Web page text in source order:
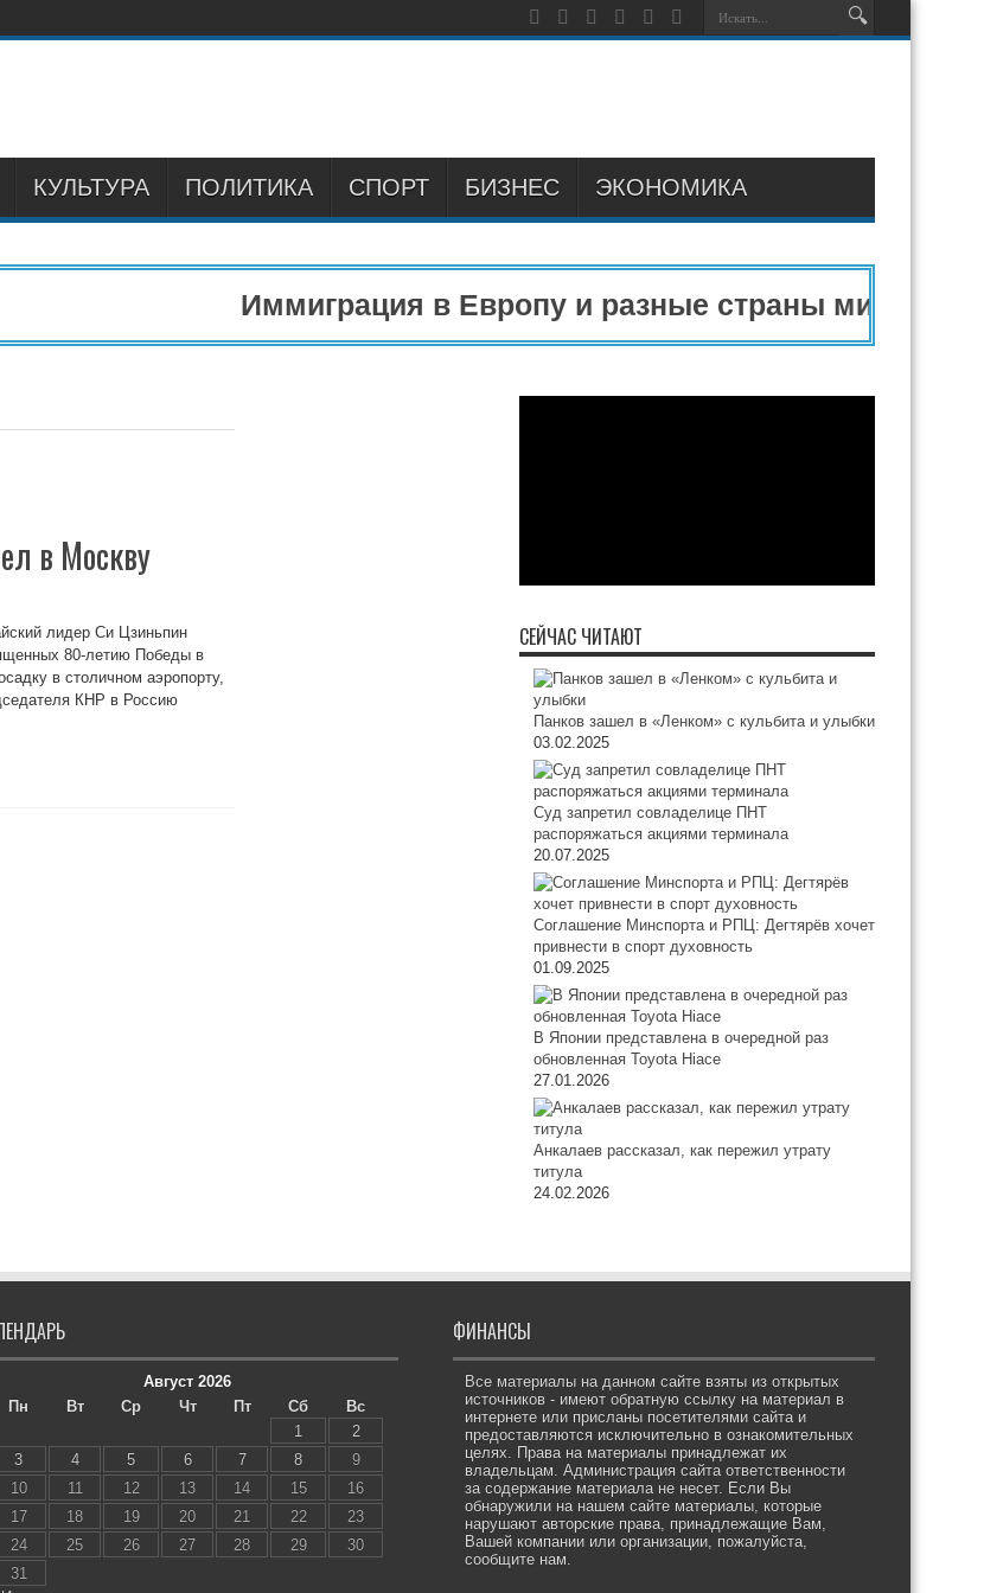
КУЛЬТУРА ПОЛИТИКА СПОРТ БИЗНЕС ЭКОНОМИКА
Иммиграция в Европу и разные страны мира в
в Москву
лидер Си Цзиньпин
80-летию Победы в
в столичном аэропорту,
КНР в Россию
СЕЙЧАС ЧИТАЮТ
Панков зашел в «Ленком» с кульбита и улыбки
03.02.2025
Суд запретил совладелице ПНТ
распоряжаться акциями терминала
20.07.2025
Соглашение Минспорта и РПЦ: Дегтярёв хочет
привнести в спорт духовность
01.09.2025
В Японии представлена в очередной раз
обновленная Toyota Hiace
27.01.2026
Анкалаев рассказал, как пережил утрату
титула
24.02.2026
Август 2026
Пн
Вт Ср Чт Пт Сб
Вс
1
2
3
4 5 6 7 8
9
10
11 12 13 14 15
16
17
18 19 20 21 22
23
24
25 26 27 28 29
30
31
ФИНАНСЫ
Все материалы на данном сайте взяты из открытых
источников - имеют обратную ссылку на материал в
интернете или присланы посетителями сайта и
предоставляются исключительно в ознакомительных
целях. Права на материалы принадлежат их
владельцам. Администрация сайта ответственности
за содержание материала не несет. Если Вы
обнаружили на нашем сайте материалы, которые
нарушают авторские права, принадлежащие Вам,
Вашей компании или организации, пожалуйста,
сообщите нам.